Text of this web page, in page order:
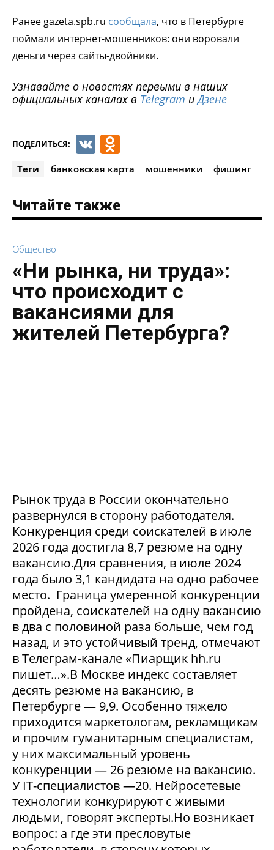
Ранее gazeta.spb.ru сообщала, что в Петербурге
поймали интернет-мошенников: они воровали
деньги через сайты-двойники.
Узнавайте о новостях первыми в наших
официальных каналах в Telegram иДзене
ПОДЕЛИТЬСЯ: VK
Теги банковская карта мошенники фишинг
Читайте также
Общество
«Ни рынка, ни труда»:
что происходит с
вакансиями для
жителей Петербурга?
Рынок труда в России окончательно
развернулся в сторону работодателя.
Конкуренция среди соискателей в июле
2026 года достигла 8,7 резюме на одну
вакансию.Для сравнения, в июле 2024
года было 3,1 кандидата на одно рабочее
место. Граница умеренной конкуренции
пройдена, соискателей на одну вакансию
в два с половиной раза больше, чем год
назад, и это устойчивый тренд, отмечают
в Телеграм-канале «Пиарщик hh.ru
пишет…».В Москве индекс составляет
десять резюме на вакансию, в
Петербурге — 9,9. Особенно тяжело
приходится маркетологам, рекламщикам
и прочим гуманитарным специалистам,
у них максимальный уровень
конкуренции — 26 резюме на вакансию.
У IT-специалистов —20. Нейросетевые
технологии конкурируют с живыми
людьми, говорят эксперты.Но возникает
вопрос: а где эти пресловутые